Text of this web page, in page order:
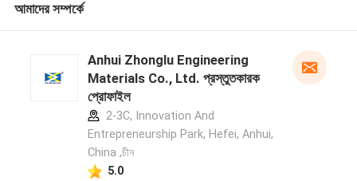
আমাদের সম্পর্কে
Anhui Zhonglu Engineering
Materials Co., Ltd. প্রস্তুতকারক
প্রোফাইল
2-3C, Innovation And
Entrepreneurship Park, Hefei, Anhui,
China ,চীন
5.0